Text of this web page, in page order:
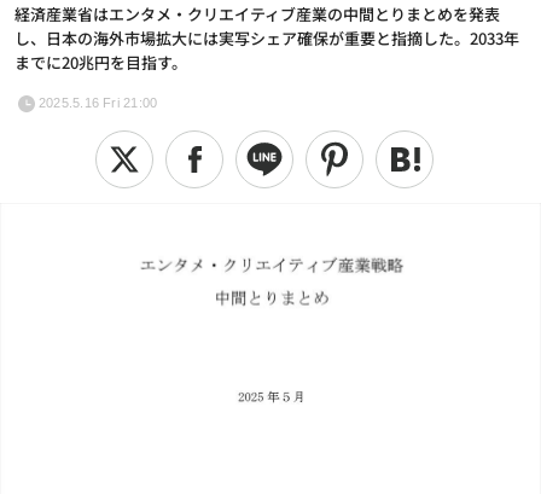
経済産業省はエンタメ・クリエイティブ産業の中間とりまとめを発表
し、日本の海外市場拡大には実写シェア確保が重要と指摘した。2033年
までに20兆円を目指す。
2025.5.16 Fri 21:00